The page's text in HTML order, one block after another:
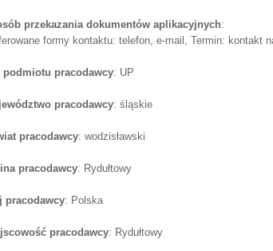
przekazania dokumentów aplikacyjnych:
formy kontaktu: telefon, e-mail, Termin: kontakt
podmiotu pracodawcy: UP
pracodawcy: śląskie
pracodawcy: wodzisławski
pracodawcy: Rydułtowy
pracodawcy: Polska
pracodawcy: Rydułtowy